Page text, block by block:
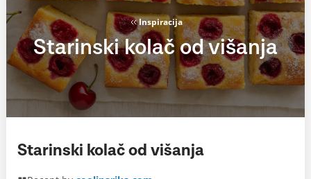
Inspiracija
Starinski kolač od višanja
Starinski kolač od višanja